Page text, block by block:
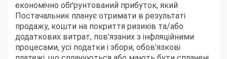
економічно обґрунтований прибуток, який
Постачальник планує отримати в результаті
продажу, кошти на покриття ризиків та/або
додаткових витрат, пов’язаних з інфляційними
процесами, усі податки і збори, обов’язкові